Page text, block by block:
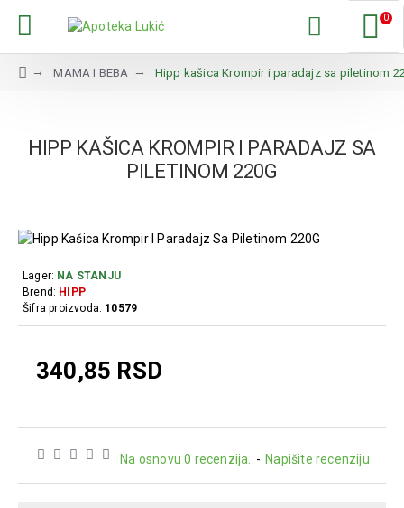
0
MAMA I BEBA Hipp kašica Krompir i paradajz sa piletinom
HIPP KAŠICA KROMPIR I PARADAJZ SA
PILETINOM 220G
Na osnovu 0 recenzija. - Napišite recenziju
340,85 RSD
Lager: NA STANJU
Brend: HIPP
Šifra proizvoda: 10579